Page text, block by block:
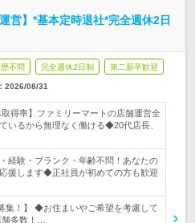
営】*基本定時退社*完全週休2日
不問 完全週休2日制 第二新卒歓迎
2026/08/31
取得率】ファミリーマートの店舗運営全
いるから無理なく働ける◆20代店長、
経験・ブランク・年齢不問！あなたの
援します◆正社員が初めての方も歓迎
集！】 ◆お住まいやご希望を考慮して
多数！…